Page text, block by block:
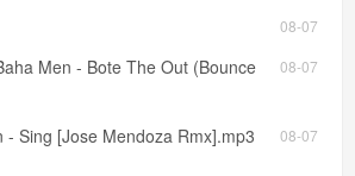
08-07
08-07
Men - Bote The Out (Bounce
08-07
- Sing [Jose Mendoza Rmx].mp3